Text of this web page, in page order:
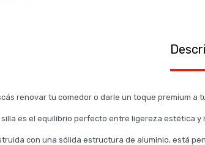
renovar tu comedor o darle un toque premium a
silla es el equilibrio perfecto entre ligereza estética y
con una sólida estructura de aluminio, está